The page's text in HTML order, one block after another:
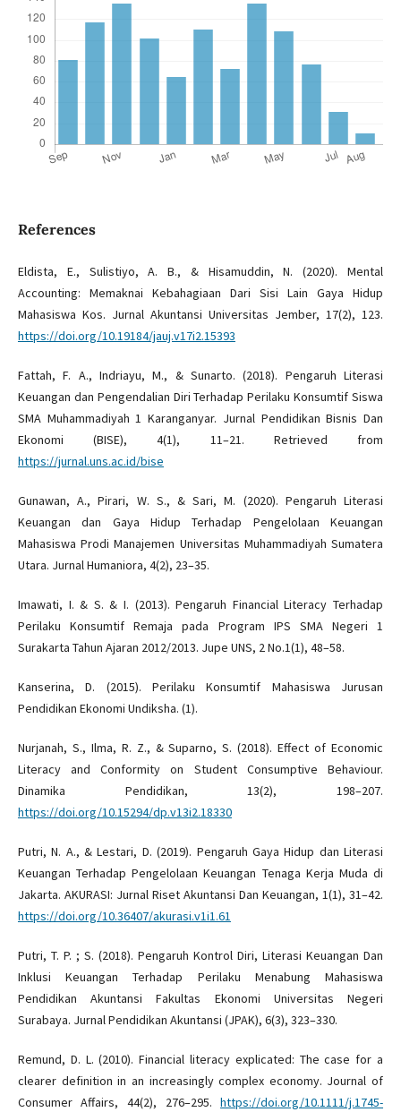
References
Eldista, E., Sulistiyo, A. B., & Hisamuddin, N. (2020). Mental
Accounting: Memaknai Kebahagiaan Dari Sisi Lain Gaya Hidup
Mahasiswa Kos. Jurnal Akuntansi Universitas Jember, 17(2), 123.
https://doi.org/10.19184/jauj.v17i2.15393
Fattah, F. A., Indriayu, M., & Sunarto. (2018). Pengaruh Literasi
Keuangan dan Pengendalian Diri Terhadap Perilaku Konsumtif Siswa
SMA Muhammadiyah 1 Karanganyar. Jurnal Pendidikan Bisnis Dan
Ekonomi (BISE), 4(1), 11–21. Retrieved from
https://jurnal.uns.ac.id/bise
Gunawan, A., Pirari, W. S., & Sari, M. (2020). Pengaruh Literasi
Keuangan dan Gaya Hidup Terhadap Pengelolaan Keuangan
Mahasiswa Prodi Manajemen Universitas Muhammadiyah Sumatera
Utara. Jurnal Humaniora, 4(2), 23–35.
Imawati, I. & S. & I. (2013). Pengaruh Financial Literacy Terhadap
Perilaku Konsumtif Remaja pada Program IPS SMA Negeri 1
Surakarta Tahun Ajaran 2012/2013. Jupe UNS, 2 No.1(1), 48–58.
Kanserina, D. (2015). Perilaku Konsumtif Mahasiswa Jurusan
Pendidikan Ekonomi Undiksha. (1).
Nurjanah, S., Ilma, R. Z., & Suparno, S. (2018). Effect of Economic
Literacy and Conformity on Student Consumptive Behaviour.
Dinamika Pendidikan, 13(2), 198–207.
https://doi.org/10.15294/dp.v13i2.18330
Putri, N. A., & Lestari, D. (2019). Pengaruh Gaya Hidup dan Literasi
Keuangan Terhadap Pengelolaan Keuangan Tenaga Kerja Muda di
Jakarta. AKURASI: Jurnal Riset Akuntansi Dan Keuangan, 1(1), 31–42.
https://doi.org/10.36407/akurasi.v1i1.61
Putri, T. P. ; S. (2018). Pengaruh Kontrol Diri, Literasi Keuangan Dan
Inklusi Keuangan Terhadap Perilaku Menabung Mahasiswa
Pendidikan Akuntansi Fakultas Ekonomi Universitas Negeri
Surabaya. Jurnal Pendidikan Akuntansi (JPAK), 6(3), 323–330.
Remund, D. L. (2010). Financial literacy explicated: The case for a
clearer definition in an increasingly complex economy. Journal of
Consumer Affairs, 44(2), 276–295.https://doi.org/10.1111/j.1745-